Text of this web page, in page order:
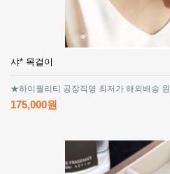
샤* 목걸이
★하이퀄리티 공장직영 최저가 해외배송
175,000원